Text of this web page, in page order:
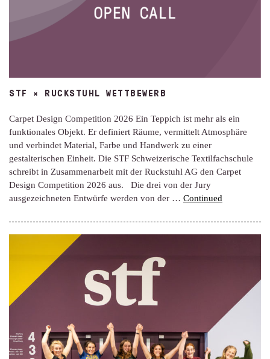
STF × RUCKSTUHL WETTBEWERB
Carpet Design Competition 2026 Ein Teppich ist mehr als ein
funktionales Objekt. Er definiert Räume, vermittelt Atmosphäre
und verbindet Material, Farbe und Handwerk zu einer
gestalterischen Einheit. Die STF Schweizerische Textilfachschule
schreibt in Zusammenarbeit mit der Ruckstuhl AG den Carpet
Design Competition 2026 aus. Die drei von der Jury
ausgezeichneten Entwürfe werden von der … Continued